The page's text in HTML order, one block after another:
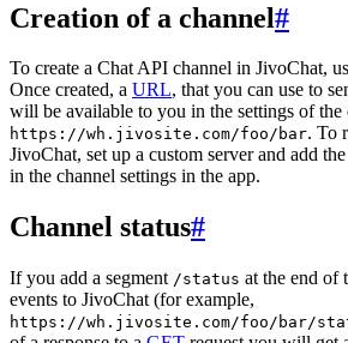
Creation of a channel#
To create a Chat API channel in JivoChat,
Once created, a URL, that you can use to
will be available to you in the settings of the
https://wh.jivosite.com/foo/bar. To
JivoChat, set up a custom server and add
in the channel settings in the app.
Channel status#
If you add a segment /status at the end of
events to JivoChat (for example,
https://wh.jivosite.com/foo/bar/